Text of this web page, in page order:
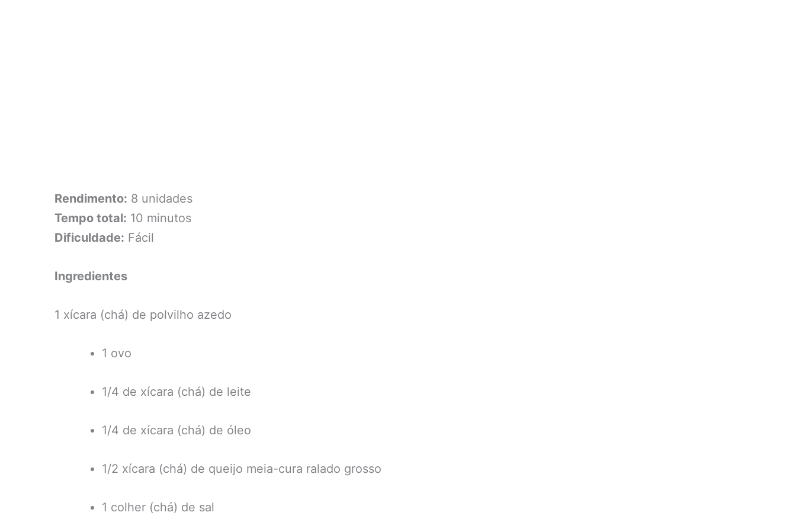
Rendimento: 8 unidades
Tempo total: 10 minutos
Dificuldade: Fácil
Ingredientes
1 xícara (chá) de polvilho azedo
1 ovo
1/4 de xícara (chá) de leite
1/4 de xícara (chá) de óleo
1/2 xícara (chá) de queijo meia-cura ralado grosso
1 colher (chá) de sal